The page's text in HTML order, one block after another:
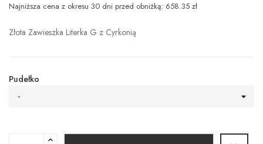
Najniższa cena z okresu 30 dni przed obniżką: 658.35 zł
Złota Zawieszka Literka G z Cyrkonią
Pudełko
-